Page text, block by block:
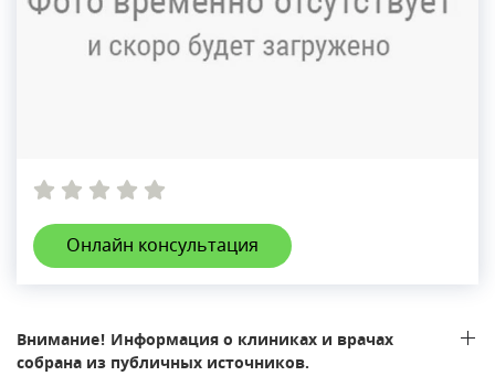
Онлайн консультация
Внимание! Информация о клиниках и врачах
собрана из публичных источников.